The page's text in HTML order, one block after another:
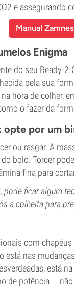
e assegurando
Manual
Enigma
do seu Ready-
pela sua
hora de colher,
o fazer da
opte por um
ou rasgar. A
bolo. Torcer
fina para
ficar algum
a colheita para
com
está nas
está
de potência —